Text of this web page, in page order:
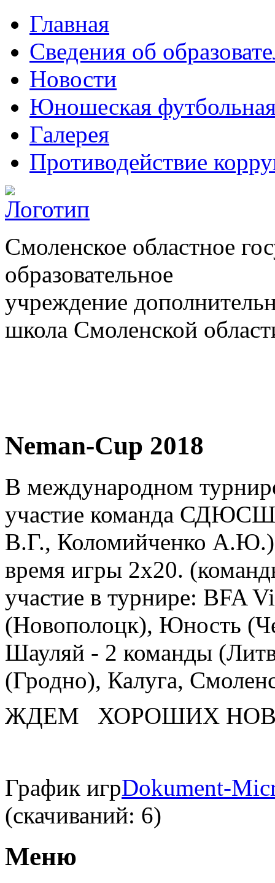
Главная
Сведения об
Новости
Юношеская
Галерея
Противодействие
Смоленское областное
образовательное
учреждение
школа Смоленской
Neman-Cup 2018
В международном
участие команда
В.Г., Коломийченко А.Ю.)
время игры 2х20.
участие в турнире: BFA
(Новополоцк), Юность
Шауляй - 2 команды
(Гродно), Калуга,
ЖДЕМ
ХОРОШИХ
График игрDokument-
(cкачиваний: 6)
Меню